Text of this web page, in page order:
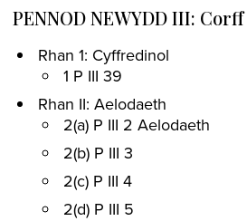
PENNOD NEWYDD III:
Rhan 1: Cyffredinol
1 P III 39
Rhan II: Aelodaeth
2(a) P III 2 Aelodaeth
2(b) P III 3
2(c) P III 4
2(d) P III 5